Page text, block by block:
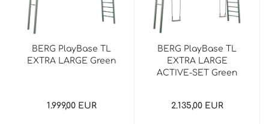
BERG PlayBase TL
EXTRA LARGE Green
1.999,00 EUR
BERG PlayBase TL
EXTRA LARGE
ACTIVE-SET Green
2.135,00 EUR